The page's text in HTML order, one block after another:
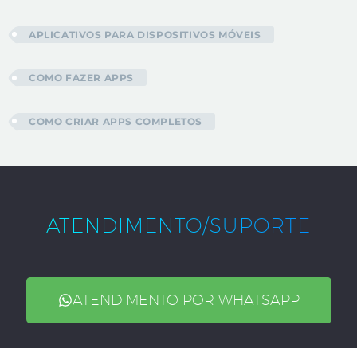
APLICATIVOS PARA DISPOSITIVOS MÓVEIS
COMO FAZER APPS
COMO CRIAR APPS COMPLETOS
ATENDIMENTO/SUPORTE
ATENDIMENTO POR WHATSAPP